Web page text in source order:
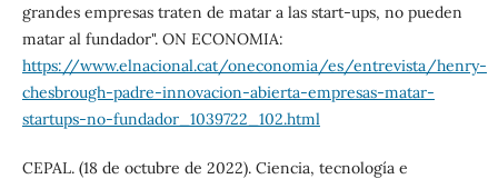
grandes empresas traten de matar a las start-ups, no pueden
matar al fundador". ON ECONOMIA:
https://www.elnacional.cat/oneconomia/es/entrevista/henry-
chesbrough-padre-innovacion-abierta-empresas-matar-
startups-no-fundador_1039722_102.html
CEPAL. (18 de octubre de 2022). Ciencia, tecnología e